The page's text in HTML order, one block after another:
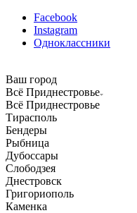
Facebook
Instagram
Одноклассники
Ваш город
Всё Приднестровье
Всё Приднестровье
Тирасполь
Бендеры
Рыбница
Дубоссары
Слободзея
Днестровск
Григориополь
Каменка